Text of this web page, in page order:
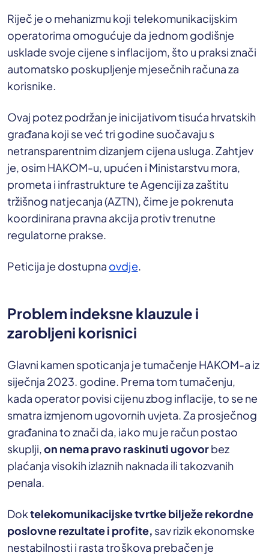
Riječ je o mehanizmu koji telekomunikacijskim
operatorima omogućuje da jednom godišnje
usklade svoje cijene s inflacijom, što u praksi znači
automatsko poskupljenje mjesečnih računa za
korisnike.
Ovaj potez podržan je inicijativom tisuća hrvatskih
građana koji se već tri godine suočavaju s
netransparentnim dizanjem cijena usluga. Zahtjev
je, osim HAKOM-u, upućen i Ministarstvu mora,
prometa i infrastrukture te Agenciji za zaštitu
tržišnog natjecanja (AZTN), čime je pokrenuta
koordinirana pravna akcija protiv trenutne
regulatorne prakse.
Peticija je dostupna ovdje.
Problem indeksne klauzule i
zarobljeni korisnici
Glavni kamen spoticanja je tumačenje HAKOM-a iz
siječnja 2023. godine. Prema tom tumačenju,
kada operator povisi cijenu zbog inflacije, to se ne
smatra izmjenom ugovornih uvjeta. Za prosječnog
građanina to znači da, iako mu je račun postao
skuplji,on nema pravo raskinuti ugovorbez
plaćanja visokih izlaznih naknada ili takozvanih
penala.
Doktelekomunikacijske tvrtke bilježe rekordne
poslovne rezultate i profite, sav rizik ekonomske
nestabilnosti i rasta troškova prebačen je